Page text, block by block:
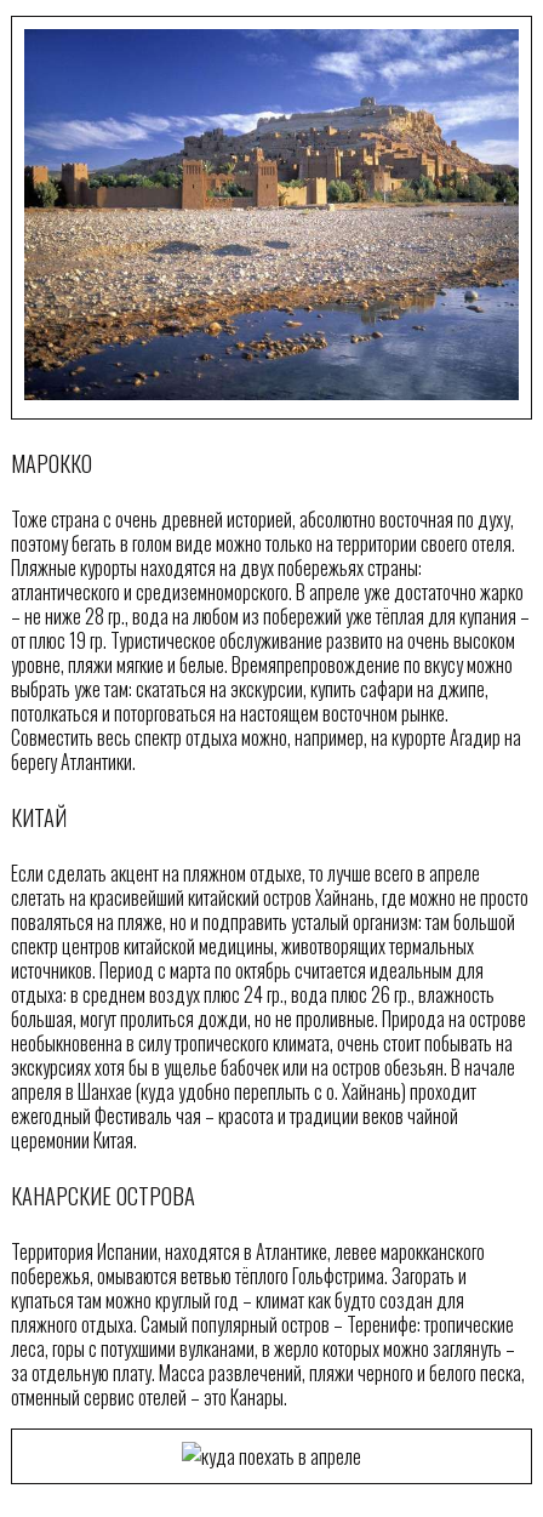
МАРОККО
Тоже страна с очень древней историей, абсолютно восточная по духу,
поэтому бегать в голом виде можно только на территории своего отеля.
Пляжные курорты находятся на двух побережьях страны:
атлантического и средиземноморского. В апреле уже достаточно жарко
– не ниже 28 гр., вода на любом из побережий уже тёплая для купания –
от плюс 19 гр. Туристическое обслуживание развито на очень высоком
уровне, пляжи мягкие и белые. Времяпрепровождение по вкусу можно
выбрать уже там: скататься на экскурсии, купить сафари на джипе,
потолкаться и поторговаться на настоящем восточном рынке.
Совместить весь спектр отдыха можно, например, на курорте Агадир на
берегу Атлантики.
КИТАЙ
Если сделать акцент на пляжном отдыхе, то лучше всего в апреле
слетать на красивейший китайский остров Хайнань, где можно не просто
поваляться на пляже, но и подправить усталый организм: там большой
спектр центров китайской медицины, животворящих термальных
источников. Период с марта по октябрь считается идеальным для
отдыха: в среднем воздух плюс 24 гр., вода плюс 26 гр., влажность
большая, могут пролиться дожди, но не проливные. Природа на острове
необыкновенна в силу тропического климата, очень стоит побывать на
экскурсиях хотя бы в ущелье бабочек или на остров обезьян. В начале
апреля в Шанхае (куда удобно переплыть с о. Хайнань) проходит
ежегодный Фестиваль чая – красота и традиции веков чайной
церемонии Китая.
КАНАРСКИЕ ОСТРОВА
Территория Испании, находятся в Атлантике, левее марокканского
побережья, омываются ветвью тёплого Гольфстрима. Загорать и
купаться там можно круглый год – климат как будто создан для
пляжного отдыха. Самый популярный остров – Теренифе: тропические
леса, горы с потухшими вулканами, в жерло которых можно заглянуть –
за отдельную плату. Масса развлечений, пляжи черного и белого песка,
отменный сервис отелей – это Канары.